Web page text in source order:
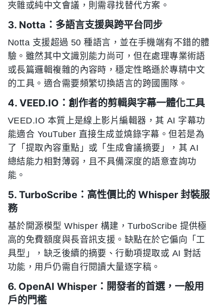
夾雜或純中文會議，則需尋找替代方案。
3. Notta：多語言支援與跨平台同步
Notta 支援超過 50 種語言，並在手機端有不錯的體
驗。雖然其中文識別能力尚可，但在處理專業術語
或長篇邏輯複雜的內容時，穩定性略遜於專精中文
的工具。適合需要頻繁切換語言的跨國團隊。
4. VEED.IO：創作者的剪輯與字幕一體化工具
VEED.IO 本質上是線上影片編輯器，其 AI 字幕功
能適合 YouTuber 直接生成並燒錄字幕。但若是為
了「提取內容重點」或「生成會議摘要」，其 AI
總結能力相對薄弱，且不具備深度的語意查詢功
能。
5. TurboScribe：高性價比的 Whisper 封裝服
務
基於開源模型 Whisper 構建，TurboScribe 提供極
高的免費額度與長音訊支援。缺點在於它偏向「工
具型」，缺乏後續的摘要、行動項提取或 AI 對話
功能，用戶仍需自行閱讀大量逐字稿。
6. OpenAI Whisper：開發者的首選，一般用
戶的門檻